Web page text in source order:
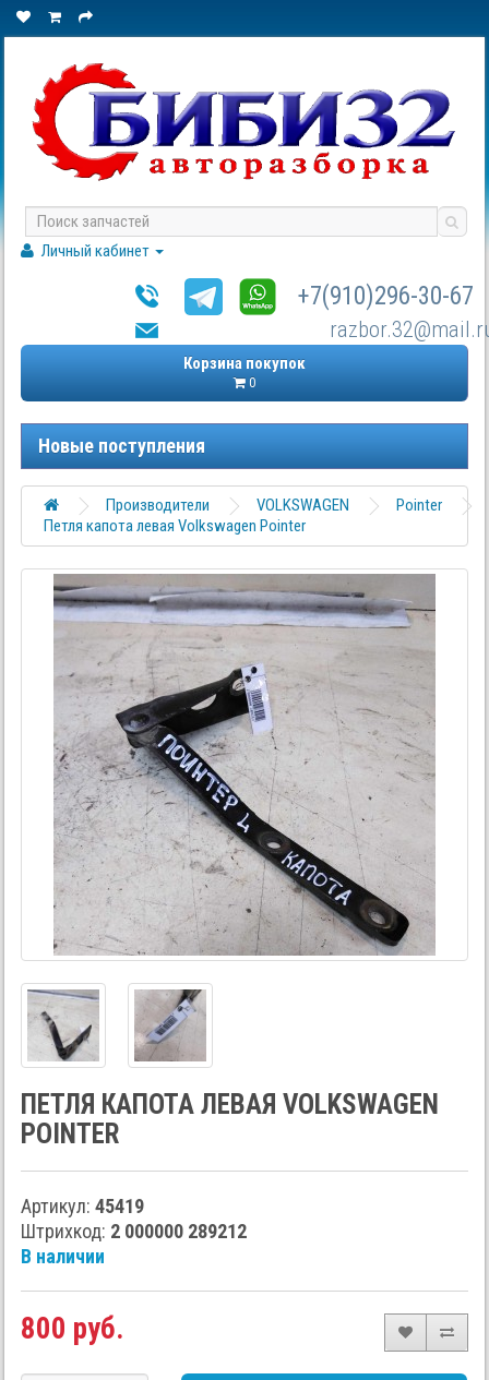
Личный кабинет
+7(910)296-30-67
Корзина покупок
0
Новые поступления
Производители VOLKSWAGEN
Pointer
Петля капота левая Volkswagen Pointer
ПЕТЛЯ КАПОТА ЛЕВАЯ VOLKSWAGEN
POINTER
Артикул:45419
Штрихкод: 2 000000 289212
В наличии
800 руб.